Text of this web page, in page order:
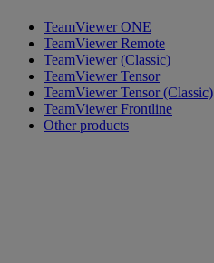
TeamViewer ONE
TeamViewer Remote
TeamViewer (Classic)
TeamViewer Tensor
TeamViewer Tensor (Classic)
TeamViewer Frontline
Other products